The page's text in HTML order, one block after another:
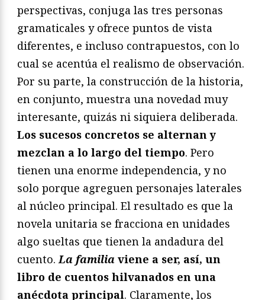
perspectivas, conjuga las tres personas
gramaticales y ofrece puntos de vista
diferentes, e incluso contrapuestos, con lo
cual se acentúa el realismo de observación.
Por su parte, la construcción de la historia,
en conjunto, muestra una novedad muy
interesante, quizás ni siquiera deliberada.
Los sucesos concretos se alternan y
mezclan a lo largo del tiempo. Pero
tienen una enorme independencia, y no
solo porque agreguen personajes laterales
al núcleo principal. El resultado es que la
novela unitaria se fracciona en unidades
algo sueltas que tienen la andadura del
cuento.La familia viene a ser, así, un
libro de cuentos hilvanados en una
anécdota principal. Claramente, los